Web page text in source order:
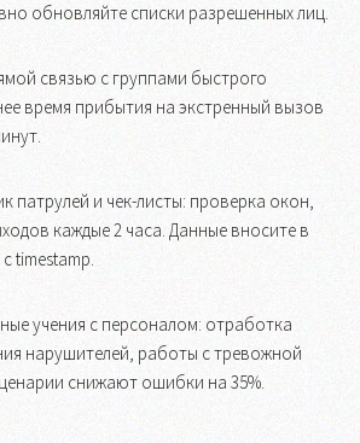
обновляйте списки разрешенных лиц.
связью с группами быстрого
время прибытия на экстренный вызов
патрулей и чек-листы: проверка окон,
каждые 2 часа. Данные вносите в
timestamp.
учения с персоналом: отработка
нарушителей, работы с тревожной
снижают ошибки на 35%.